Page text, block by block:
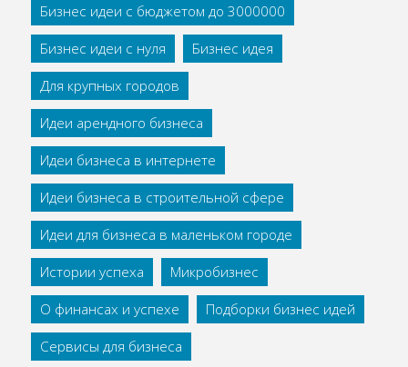
Бизнес идеи с бюджетом до 3000000
Бизнес идеи с нуля
Бизнес идея
Для крупных городов
Идеи арендного бизнеса
Идеи бизнеса в интернете
Идеи бизнеса в строительной сфере
Идеи для бизнеса в маленьком городе
Истории успеха
Микробизнес
О финансах и успехе
Подборки бизнес идей
Сервисы для бизнеса